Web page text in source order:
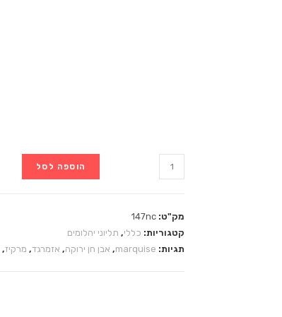
הוספה לסל
מק"ט: 147nc
קטגוריות: כללי, תליוני יהלומים
תגיות: marquise
, אבן חן ירוקה, אזמרגד, מרקיז,